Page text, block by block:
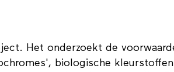
Het onderzoekt de